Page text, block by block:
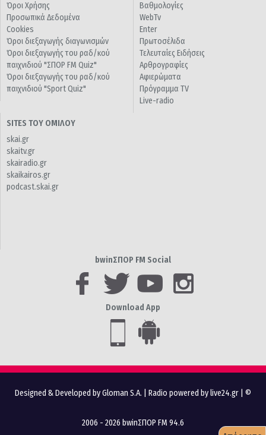
Όροι Χρήσης
Προσωπικά Δεδομένα
Cookies
Όροι διεξαγωγής διαγωνισμών
Όροι διεξαγωγής του ραδ/κού
παιχνιδιού "ΣΠΟΡ FM Quiz"
Όροι διεξαγωγής του ραδ/κού
παιχνιδιού "Sport Quiz"
Βαθμολογίες
WebTv
Enter
Πρωτοσέλιδα
Τελευταίες Ειδήσεις
Αρθρογραφίες
Αφιερώματα
Πρόγραμμα TV
Live-radio
SITES ΤΟΥ ΟΜΙΛΟΥ
skai.gr
skaitv.gr
skairadio.gr
skaikairos.gr
podcast.skai.gr
bwinΣΠΟΡ FM Social
Download App
Designed & Developed by Gloman S.A. Radio powered by live24.gr | ©
2006 - 2026 bwinΣΠΟΡ FM 94.6